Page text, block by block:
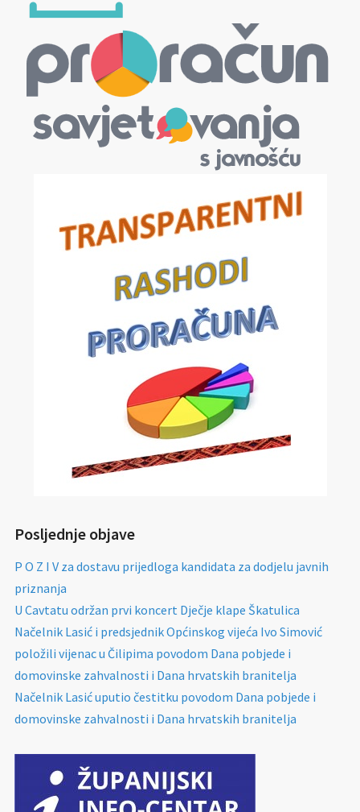
Posljednje objave
P O Z I V za dostavu prijedloga kandidata za dodjelu javnih
priznanja
U Cavtatu održan prvi koncert Dječje klape Škatulica
Načelnik Lasić i predsjednik Općinskog vijeća Ivo Simović
položili vijenac u Čilipima povodom Dana pobjede i
domovinske zahvalnosti i Dana hrvatskih branitelja
Načelnik Lasić uputio čestitku povodom Dana pobjede i
domovinske zahvalnosti i Dana hrvatskih branitelja